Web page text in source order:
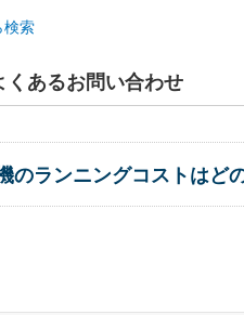
検索
くあるお問い合わせ
のランニングコストはど